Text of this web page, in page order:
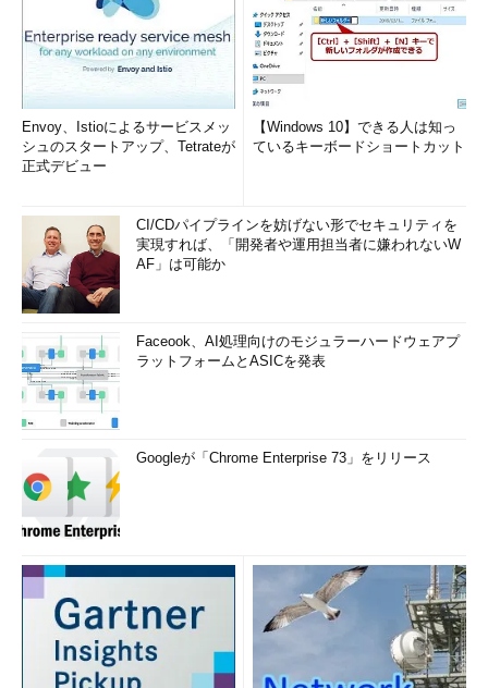
UltraVNCでコンピュータをリモート制御する（サーバ
編）（TIPS）
UltraVNCの描画設定を変更してレスポンスを向上させる
リモートからWindowsデスクトップを制御する方法
（NetMeetingを利用する方法）（TIPS）
Windows Updateの不要な項目を表示させないようにす
「Tech TIPS 」
Envoy、Istioによるサービスメッ
シュのスタートアップ、Tetrateが
正式デビュー
【Windows 10】できる人は知っ
ているキーボードショートカット
CI/CDパイプラインを妨げない形でセキュリティを
実現すれば、「開発者や運用担当者に嫌われないW
AF」は可能か
Faceook、AI処理向けのモジュラーハードウェアプ
ラットフォームとASICを発表
Googleが「Chrome Enterprise 73」をリリース